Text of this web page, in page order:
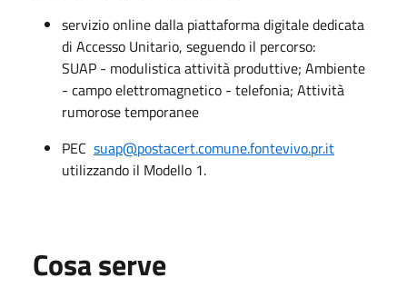
servizio online dalla piattaforma digitale dedicata
di Accesso Unitario, seguendo il percorso:
SUAP - modulistica attività produttive; Ambiente
- campo elettromagnetico - telefonia; Attività
rumorose temporanee
PEC suap@postacert.comune.fontevivo.pr.it
utilizzando il Modello 1.
Cosa serve